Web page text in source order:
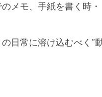
メモ、手紙を書く時
日常に溶け込むべく”